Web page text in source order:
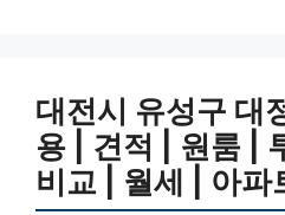
대전시 유성구 대
용 | 견적 | 원룸 |
비교 | 월세 | 아